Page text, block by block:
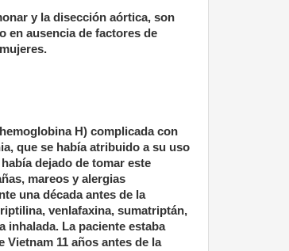
y la disección aórtica, son
en ausencia de factores de
H) complicada con
que se había atribuido a su uso
dejado de tomar este
mareos y alergias
una década antes de la
venlafaxina, sumatriptán,
La paciente estaba
Vietnam 11 años antes de la